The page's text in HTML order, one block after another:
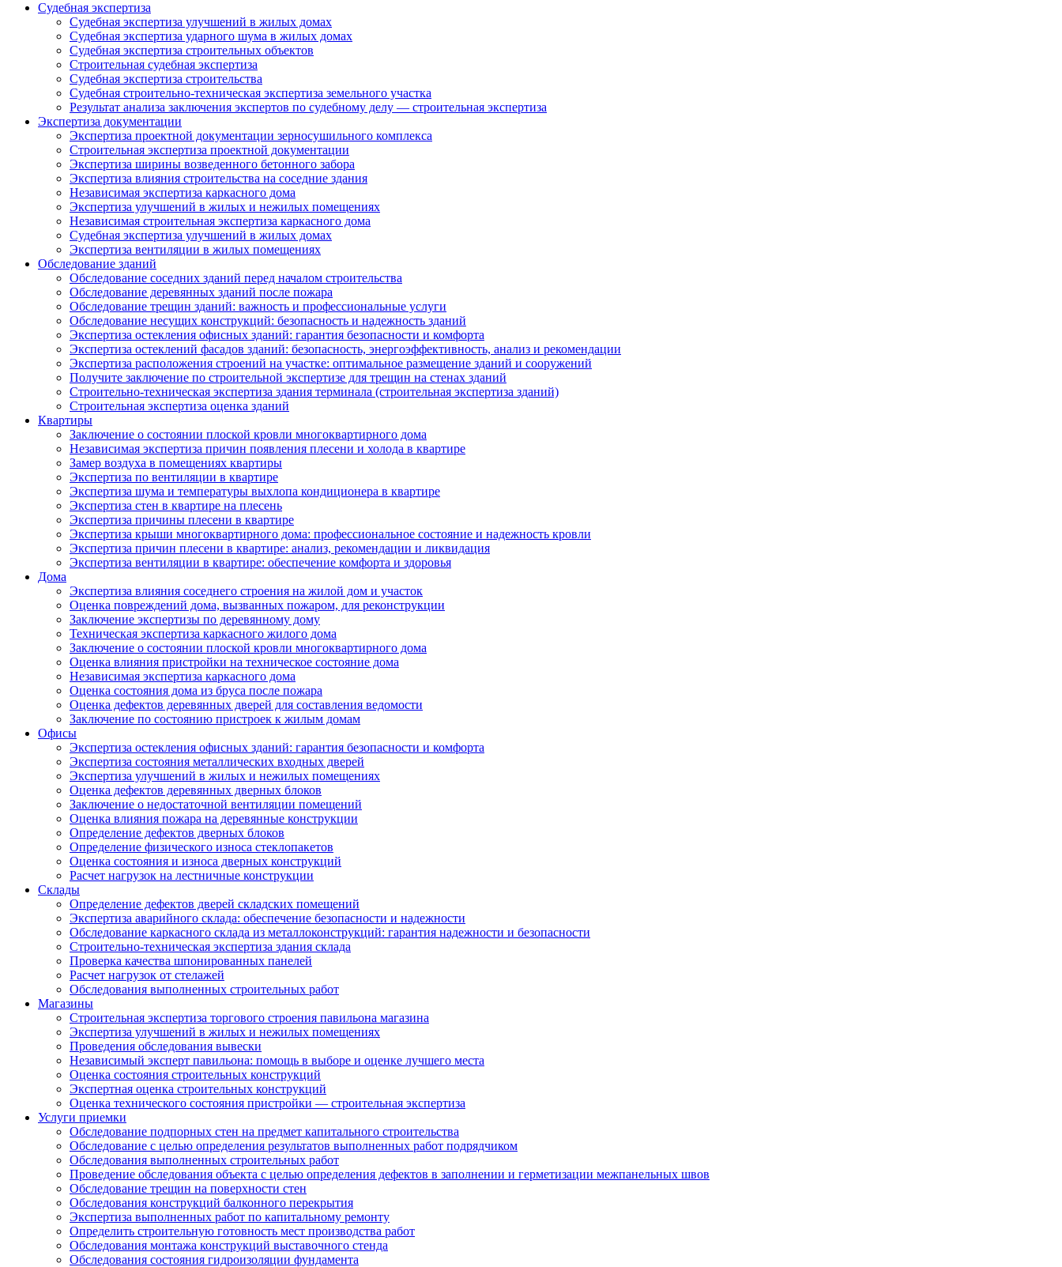
Судебная экспертиза
Судебная экспертиза улучшений в жилых домах
Судебная экспертиза ударного шума в жилых домах
Судебная экспертиза строительных объектов
Строительная судебная экспертиза
Судебная экспертиза строительства
Судебная строительно-техническая экспертиза земельного участка
Результат анализа заключения экспертов по судебному делу — строительная экспертиза
Экспертиза документации
Экспертиза проектной документации зерносушильного комплекса
Строительная экспертиза проектной документации
Экспертиза ширины возведенного бетонного забора
Экспертиза влияния строительства на соседние здания
Независимая экспертиза каркасного дома
Экспертиза улучшений в жилых и нежилых помещениях
Независимая строительная экспертиза каркасного дома
Судебная экспертиза улучшений в жилых домах
Экспертиза вентиляции в жилых помещениях
Обследование зданий
Обследование соседних зданий перед началом строительства
Обследование деревянных зданий после пожара
Обследование трещин зданий: важность и профессиональные услуги
Обследование несущих конструкций: безопасность и надежность зданий
Экспертиза остекления офисных зданий: гарантия безопасности и комфорта
Экспертиза остеклений фасадов зданий: безопасность, энергоэффективность, анализ и рекомендации
Экспертиза расположения строений на участке: оптимальное размещение зданий и сооружений
Получите заключение по строительной экспертизе для трещин на стенах зданий
Строительно-техническая экспертиза здания терминала (строительная экспертиза зданий)
Строительная экспертиза оценка зданий
Квартиры
Заключение о состоянии плоской кровли многоквартирного дома
Независимая экспертиза причин появления плесени и холода в квартире
Замер воздуха в помещениях квартиры
Экспертиза по вентиляции в квартире
Экспертиза шума и температуры выхлопа кондиционера в квартире
Экспертиза стен в квартире на плесень
Экспертиза причины плесени в квартире
Экспертиза крыши многоквартирного дома: профессиональное состояние и надежность кровли
Экспертиза причин плесени в квартире: анализ, рекомендации и ликвидация
Экспертиза вентиляции в квартире: обеспечение комфорта и здоровья
Дома
Экспертиза влияния соседнего строения на жилой дом и участок
Оценка повреждений дома, вызванных пожаром, для реконструкции
Заключение экспертизы по деревянному дому
Техническая экспертиза каркасного жилого дома
Заключение о состоянии плоской кровли многоквартирного дома
Оценка влияния пристройки на техническое состояние дома
Независимая экспертиза каркасного дома
Оценка состояния дома из бруса после пожара
Оценка дефектов деревянных дверей для составления ведомости
Заключение по состоянию пристроек к жилым домам
Офисы
Экспертиза остекления офисных зданий: гарантия безопасности и комфорта
Экспертиза состояния металлических входных дверей
Экспертиза улучшений в жилых и нежилых помещениях
Оценка дефектов деревянных дверных блоков
Заключение о недостаточной вентиляции помещений
Оценка влияния пожара на деревянные конструкции
Определение дефектов дверных блоков
Определение физического износа стеклопакетов
Оценка состояния и износа дверных конструкций
Расчет нагрузок на лестничные конструкции
Склады
Определение дефектов дверей складских помещений
Экспертиза аварийного склада: обеспечение безопасности и надежности
Обследование каркасного склада из металлоконструкций: гарантия надежности и безопасности
Строительно-техническая экспертиза здания склада
Проверка качества шпонированных панелей
Расчет нагрузок от стелажей
Обследования выполненных строительных работ
Магазины
Строительная экспертиза торгового строения павильона магазина
Экспертиза улучшений в жилых и нежилых помещениях
Проведения обследования вывески
Независимый эксперт павильона: помощь в выборе и оценке лучшего места
Оценка состояния строительных конструкций
Экспертная оценка строительных конструкций
Оценка технического состояния пристройки — строительная экспертиза
Услуги приемки
Обследование подпорных стен на предмет капитального строительства
Обследование с целью определения результатов выполненных работ подрядчиком
Обследования выполненных строительных работ
Проведение обследования объекта с целью определения дефектов в заполнении и герметизации межпанельных швов
Обследование трещин на поверхности стен
Обследования конструкций балконного перекрытия
Экспертиза выполненных работ по капитальному ремонту
Определить строительную готовность мест производства работ
Обследования монтажа конструкций выставочного стенда
Обследования состояния гидроизоляции фундамента